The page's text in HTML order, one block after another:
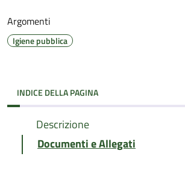
Argomenti
Igiene pubblica
INDICE DELLA PAGINA
Descrizione
Documenti e Allegati